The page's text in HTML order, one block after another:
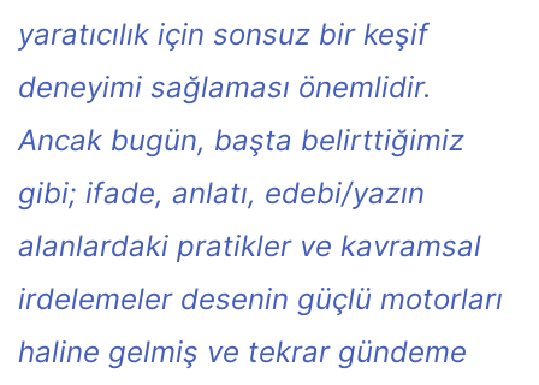
yaratıcılık için sonsuz bir keşif
deneyimi sağlaması önemlidir.
Ancak bugün, başta belirttiğimiz
gibi; ifade, anlatı, edebi/yazın
alanlardaki pratikler ve kavramsal
irdelemeler desenin güçlü motorları
haline gelmiş ve tekrar gündeme